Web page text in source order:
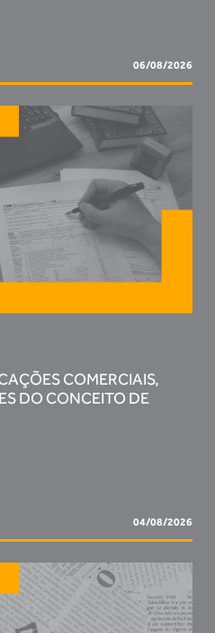
06/08/2026
COMERCIAIS,
DO CONCEITO DE
04/08/2026